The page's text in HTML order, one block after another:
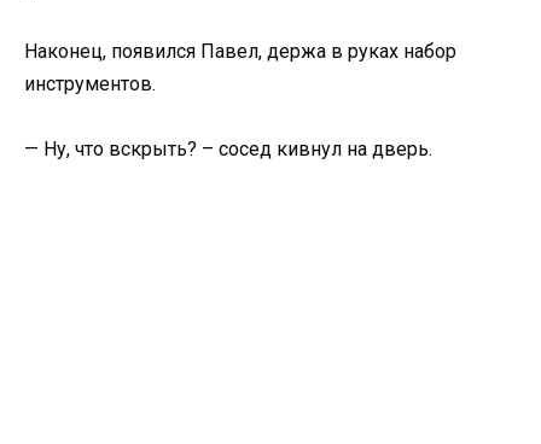
Наконец, появился Павел, держа в руках набор
инструментов.
— Ну, что вскрыть? – сосед кивнул на дверь.